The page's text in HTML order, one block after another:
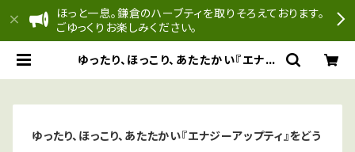
ほっと一息。鎌倉のハーブティを取りそろえております。
ごゆっくりお楽しみください。
ゆったり、ほっこり、あたたかい『エナジ
ゆったり、ほっこり、あたたかい『エナジーアップティ』をどう